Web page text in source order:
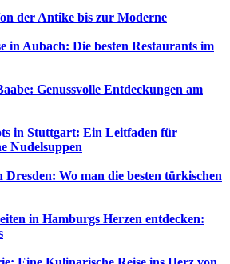
der Antike bis zur Moderne
in Aubach: Die besten Restaurants im
Genussvolle Entdeckungen am
in Stuttgart: Ein Leitfaden für
Nudelsuppen
Wo man die besten türkischen
in Hamburgs Herzen entdecken: